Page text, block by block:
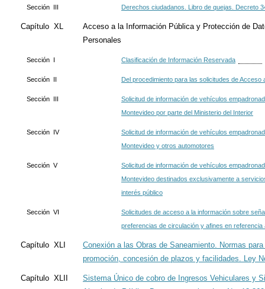
Sección III Derechos ciudadanos. Libro de quejas. Decreto
Capítulo XL
Acceso a la Información Pública y Protección de
Personales
Sección I Clasificación de Información Reservada
Sección II Del procedimiento para las solicitudes de Acceso
Sección III
Solicitud de información de vehículos
Montevideo por parte del Ministerio del Interior
Sección IV
Solicitud de información de vehículos
Montevideo y otros automotores
Sección V
Solicitud de información de vehículos
Montevideo destinados exclusivamente a
interés público
Sección VI
Solicitudes de acceso a la información sobre
preferencias de circulación y afines en referencia
Capítulo XLI
Conexión a las Obras de Saneamiento. Normas para
promoción, concesión de plazos y facilidades. Ley
Capítulo XLII
Sistema Único de cobro de Ingresos Vehiculares y